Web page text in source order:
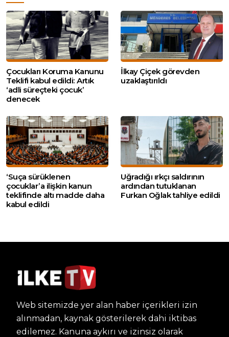
Çocukları Koruma Kanunu
Teklifi kabul edildi: Artık
‘adli süreçteki çocuk’
denecek
İlkay Çiçek görevden
uzaklaştırıldı
‘Suça sürüklenen
çocuklar’a ilişkin kanun
teklifinde altı madde daha
kabul edildi
Uğradığı ırkçı saldırının
ardından tutuklanan
Furkan Oğlak tahliye edildi
Web sitemizde yer alan haber içerikleri izin
alınmadan, kaynak gösterilerek dahi iktibas
edilemez. Kanuna aykırı ve izinsiz olarak